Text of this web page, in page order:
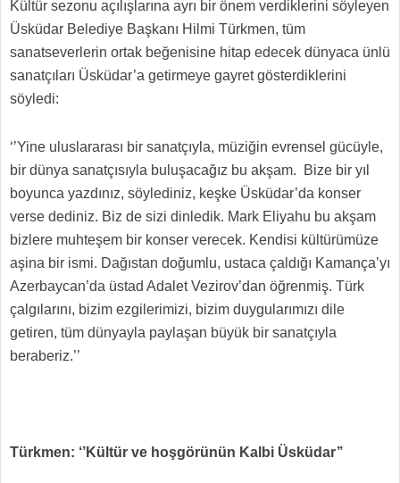
Kültür sezonu açılışlarına ayrı bir önem verdiklerini söyleyen
Üsküdar Belediye Başkanı Hilmi Türkmen, tüm
sanatseverlerin ortak beğenisine hitap edecek dünyaca ünlü
sanatçıları Üsküdar’a getirmeye gayret gösterdiklerini
söyledi:
‘’Yine uluslararası bir sanatçıyla, müziğin evrensel gücüyle,
bir dünya sanatçısıyla buluşacağız bu akşam. Bize bir yıl
boyunca yazdınız, söylediniz, keşke Üsküdar’da konser
verse dediniz. Biz de sizi dinledik. Mark Eliyahu bu akşam
bizlere muhteşem bir konser verecek. Kendisi kültürümüze
aşina bir ismi. Dağıstan doğumlu, ustaca çaldığı Kamança’yı
Azerbaycan’da üstad Adalet Vezirov’dan öğrenmiş. Türk
çalgılarını, bizim ezgilerimizi, bizim duygularımızı dile
getiren, tüm dünyayla paylaşan büyük bir sanatçıyla
beraberiz.’’
Türkmen: ‘’Kültür ve hoşgörünün Kalbi Üsküdar’’